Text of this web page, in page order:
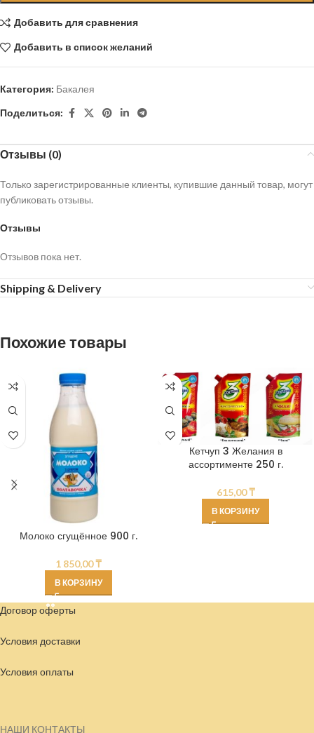
Добавить для сравнения
Добавить в список желаний
Категория: Бакалея
Поделиться:
Отзывы (0)
Отзывы
Отзывов пока нет.
Только зарегистрированные клиенты, купившие данный товар, могут
публиковать отзывы.
Shipping & Delivery
Похожие товары
Молоко сгущённое 900 г.
1 850,00₸
В КОРЗИНУ
Кетчуп 3 Желания в
ассортименте 250 г.
615,00₸
В КОРЗИНУ
Договор оферты
Условия доставки
Условия оплаты
НАШИ КОНТАКТЫ